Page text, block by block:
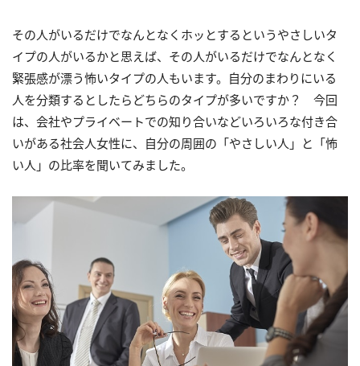
その人がいるだけでなんとなくホッとするというやさしいタ
イプの人がいるかと思えば、その人がいるだけでなんとなく
緊張感が漂う怖いタイプの人もいます。自分のまわりにいる
人を分類するとしたらどちらのタイプが多いですか？ 今回
は、会社やプライベートでの知り合いなどいろいろな付き合
いがある社会人女性に、自分の周囲の「やさしい人」と「怖
い人」の比率を聞いてみました。